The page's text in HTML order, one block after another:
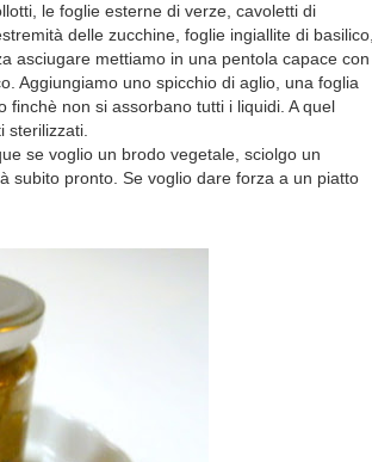
le foglie esterne di verze, cavoletti di
delle zucchine, foglie ingiallite di basilico,
asciugare mettiamo in una pentola capace con
Aggiungiamo uno spicchio di aglio, una foglia
non si assorbano tutti i liquidi. A quel
se voglio un brodo vegetale, sciolgo un
subito pronto. Se voglio dare forza a un piatto